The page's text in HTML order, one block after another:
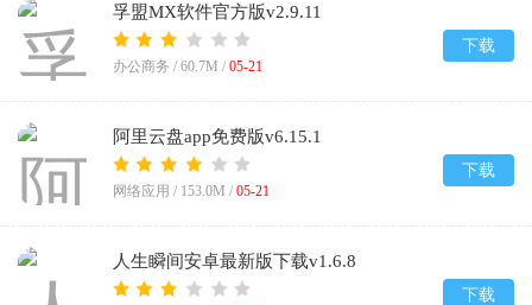
孚盟MX软件官方版v2.9.11
办公商务 / 60.7M / 05-21
下载
阿里云盘app免费版v6.15.1
网络应用 / 153.0M / 05-21
下载
人生瞬间安卓最新版下载v1.6.8
下载